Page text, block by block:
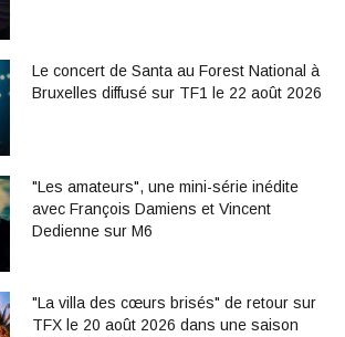
Le concert de Santa au Forest National à
Bruxelles diffusé sur TF1 le 22 août 2026
"Les amateurs", une mini-série inédite
avec François Damiens et Vincent
Dedienne sur M6
"La villa des cœurs brisés" de retour sur
TFX le 20 août 2026 dans une saison